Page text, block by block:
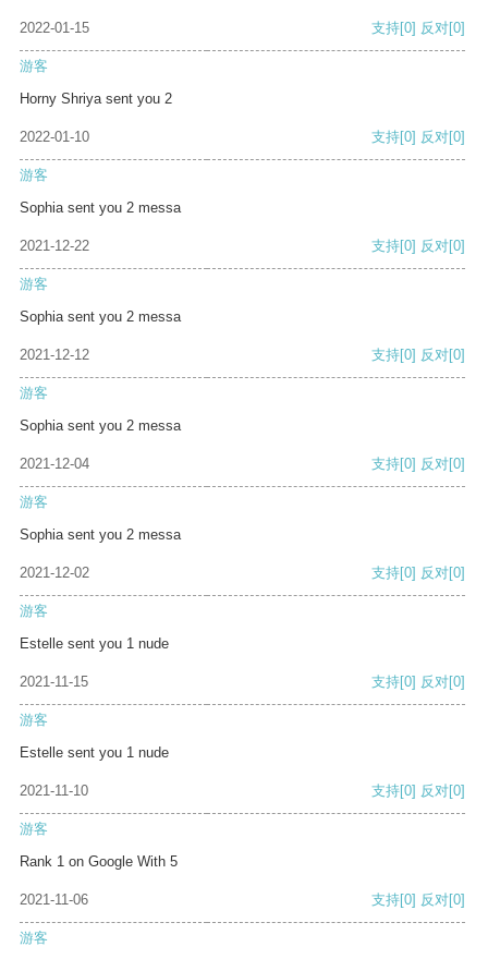
2022-01-15 支持[0] 反对[0]
游客
Horny Shriya sent you 2
2022-01-10 支持[0] 反对[0]
游客
Sophia sent you 2 messa
2021-12-22 支持[0] 反对[0]
游客
Sophia sent you 2 messa
2021-12-12 支持[0] 反对[0]
游客
Sophia sent you 2 messa
2021-12-04 支持[0] 反对[0]
游客
Sophia sent you 2 messa
2021-12-02 支持[0] 反对[0]
游客
Estelle sent you 1 nude
2021-11-15 支持[0] 反对[0]
游客
Estelle sent you 1 nude
2021-11-10 支持[0] 反对[0]
游客
Rank 1 on Google With 5
2021-11-06 支持[0] 反对[0]
游客